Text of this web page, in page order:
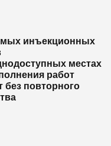
инъекционных
местах
работ
без повторного